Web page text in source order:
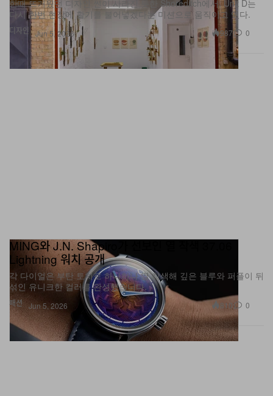
디자인
한때 뜨거웠던 디자인 씬이 사라진 듯한 Shoreditch에서, Unit D는
다시 한번 현장에 활기를 불어넣겠다는 미션으로 움직이고 있다.
Jun 5, 2026 987 0
패션
MING와 J.N. Shapiro가 선보인 열 착색 37.06
Lightning 워치 공개
각 다이얼은 부탄 토치로 하나하나 열 착색해 깊은 블루와 퍼플이 뒤
섞인 유니크한 컬러를 완성했습니다.
Jun 5, 2026 810 0